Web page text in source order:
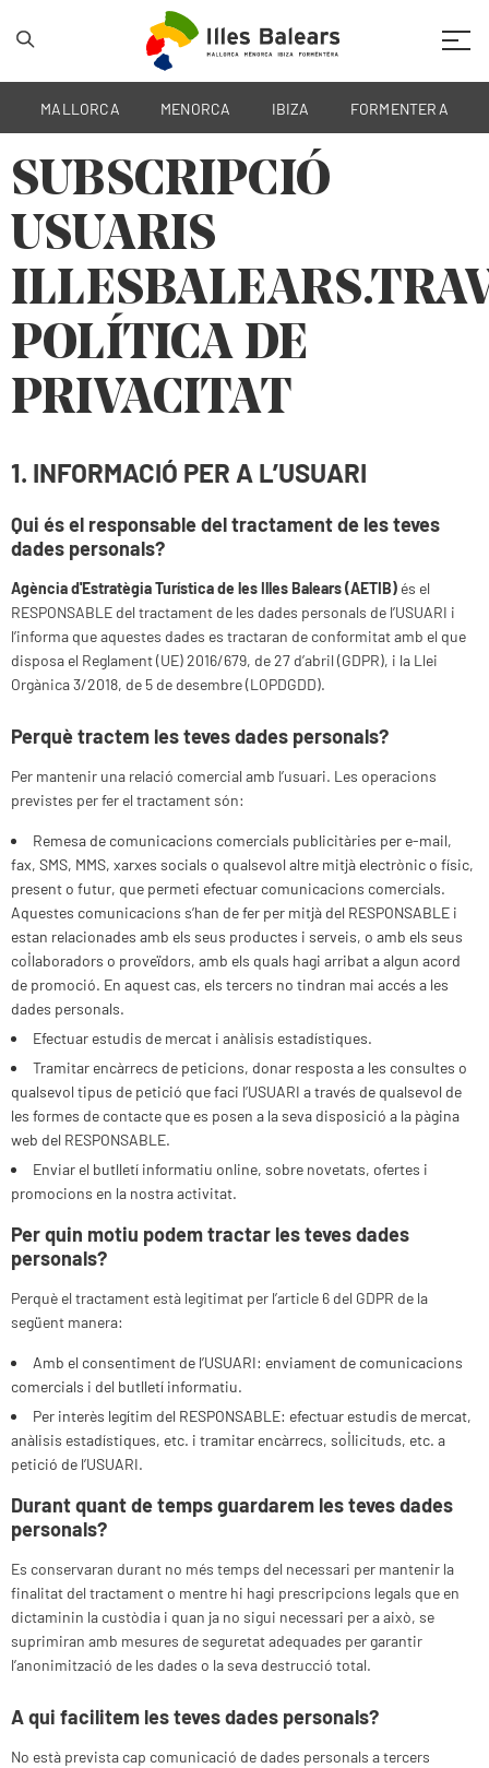
MALLORCA MENORCA IBIZA FORMENTERA
SUBSCRIPCIÓ
USUARIS
POLÍTICA DE
PRIVACITAT
1. INFORMACIÓ PER A L’USUARI
Qui és el responsable del tractament de les teves
dades personals?
Agència d'Estratègia Turística de les Illes Balears (AETIB) és el
RESPONSABLE del tractament de les dades personals de l’USUARI i
l’informa que aquestes dades es tractaran de conformitat amb el que
disposa el Reglament (UE) 2016/679, de 27 d’abril (GDPR), i la Llei
Orgànica 3/2018, de 5 de desembre (LOPDGDD).
Perquè tractem les teves dades personals?
Per mantenir una relació comercial amb l’usuari. Les operacions
previstes per fer el tractament són:
Remesa de comunicacions comercials publicitàries per e-mail,
fax, SMS, MMS, xarxes socials o qualsevol altre mitjà electrònic o físic,
present o futur, que permeti efectuar comunicacions comercials.
Aquestes comunicacions s’han de fer per mitjà del RESPONSABLE i
estan relacionades amb els seus productes i serveis, o amb els seus
col·laboradors o proveïdors, amb els quals hagi arribat a algun acord
de promoció. En aquest cas, els tercers no tindran mai accés a les
dades personals.
Efectuar estudis de mercat i anàlisis estadístiques.
Tramitar encàrrecs de peticions, donar resposta a les consultes o
qualsevol tipus de petició que faci l’USUARI a través de qualsevol de
les formes de contacte que es posen a la seva disposició a la pàgina
web del RESPONSABLE.
Enviar el butlletí informatiu online, sobre novetats, ofertes i
promocions en la nostra activitat.
Per quin motiu podem tractar les teves dades
personals?
Perquè el tractament està legitimat per l’article 6 del GDPR de la
següent manera:
Amb el consentiment de l’USUARI: enviament de comunicacions
comercials i del butlletí informatiu.
Per interès legítim del RESPONSABLE: efectuar estudis de mercat,
anàlisis estadístiques, etc. i tramitar encàrrecs, sol·licituds, etc. a
petició de l’USUARI.
Durant quant de temps guardarem les teves dades
personals?
Es conservaran durant no més temps del necessari per mantenir la
finalitat del tractament o mentre hi hagi prescripcions legals que en
dictaminin la custòdia i quan ja no sigui necessari per a això, se
suprimiran amb mesures de seguretat adequades per garantir
l’anonimització de les dades o la seva destrucció total.
A qui facilitem les teves dades personals?
No està prevista cap comunicació de dades personals a tercers